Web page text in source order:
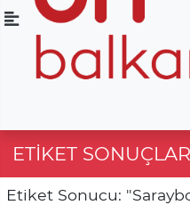
ETIKET
Etiket Sonucu: